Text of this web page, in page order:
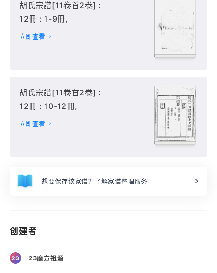
胡氏宗譜[11卷首2卷] :
12冊 : 1-9冊,
立即查看
胡氏宗譜[11卷首2卷] :
12冊 : 10-12冊,
立即查看
想要保存该家谱？了解家谱整理服务
创建者
23 23魔方祖源